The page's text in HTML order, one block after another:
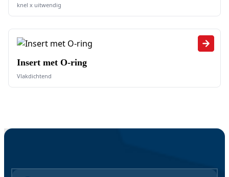
knel x uitwendig
Insert met O-ring
Vlakdichtend